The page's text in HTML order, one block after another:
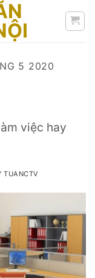
5 2020
việc hay
TUANCTV